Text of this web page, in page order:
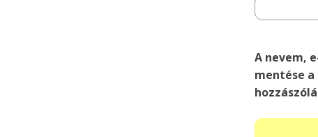
A nevem,
mentése